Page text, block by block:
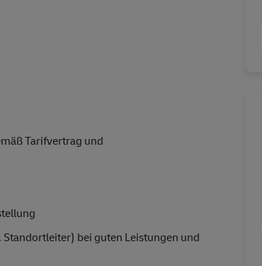
Tarifvertrag und
Standortleiter) bei guten Leistungen und